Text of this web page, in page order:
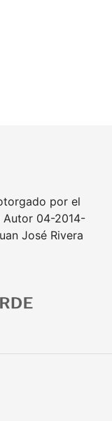
por el
Autor 04-2014-
José Rivera